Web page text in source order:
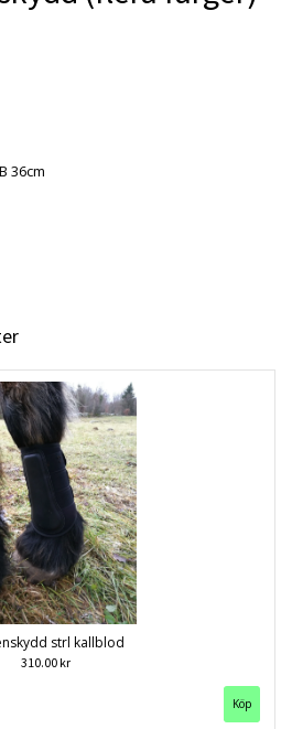
36cm
strl kallblod
310.00 kr
Köp